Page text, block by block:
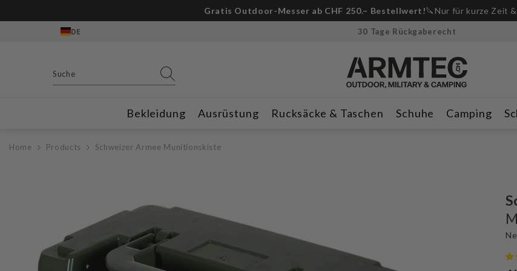
Gratis Outdoor-Messer ab CHF 250.– Bestellwert!🔪Nur für kurze Zeit
DE 30 Tage Rückgaberecht
Bekleidung Ausrüstung Rucksäcke & Taschen Schuhe Camping
Home Products Schweizer Armee Munitionskiste